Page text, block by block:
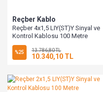
Reçber Kablo
Reçber 4x1,5 LIY(ST)Y Sinyal ve
Kontrol Kablosu 100 Metre
%25 13.786,80 TL
10.340,10 TL